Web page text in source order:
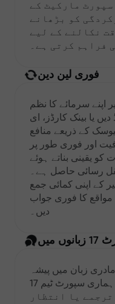
مارکیٹ کے
کو بڑھانے
نکالنے کے لیے
فراہم کرتی ہے۔
فوری لین دین
اپنے سرمائے کا نظم
یا بینک کارڈز، ای
کے ذریعے منافع
اور فوری طور پر
یقینی بناتے ہوئے
رسائی حاصل ہے۔
کے اپنی کمائی جمع
مواقع کا فوری جواب
دیں۔
میں
زبان میں پیشہ
ورانہ مدد حاصل کریں۔ ہماری سپورٹ ٹیم 17
یا انتظار